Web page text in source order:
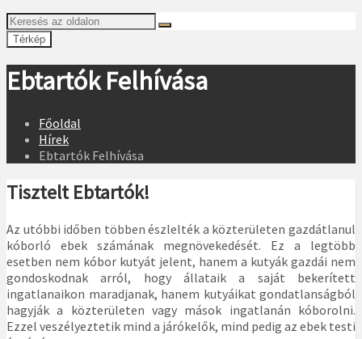
Térkép
Ebtartók Felhívása
Főoldal
Hírek
Ebtartók Felhívása
Tisztelt Ebtartók!
Az utóbbi időben többen észlelték a közterületen gazdátlanul
kóborló ebek számának megnövekedését. Ez a legtöbb
esetben nem kóbor kutyát jelent, hanem a kutyák gazdái nem
gondoskodnak arról, hogy állataik a saját bekerített
ingatlanaikon maradjanak, hanem kutyáikat gondatlanságból
hagyják a közterületen vagy mások ingatlanán kóborolni.
Ezzel veszélyeztetik mind a járókelők, mind pedig az ebek testi